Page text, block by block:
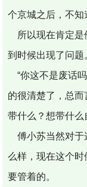
个京城之后，不知
所以现在肯定是
到时候出现了问题
“你这不是废话
的很清楚了，总
带什么？想带什么
傅小苏当然对于
么样，现在这个
要管着的。